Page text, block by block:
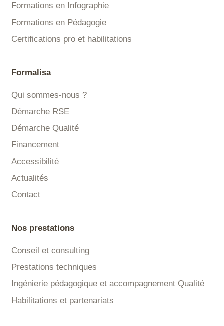
Formations en Infographie
Formations en Pédagogie
Certifications pro et habilitations
Formalisa
Qui sommes-nous ?
Démarche RSE
Démarche Qualité
Financement
Accessibilité
Actualités
Contact
Nos prestations
Conseil et consulting
Prestations techniques
Ingénierie pédagogique et accompagnement Qualité
Habilitations et partenariats